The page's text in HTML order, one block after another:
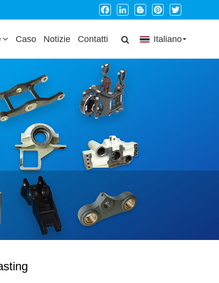
Facebook
LinkedInBloggerPinterestTwitter
Caso Notizie Contatti Italiano